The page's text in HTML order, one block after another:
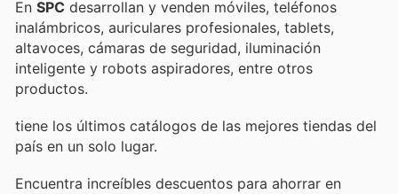
En SPC desarrollan y venden móviles, teléfonos
inalámbricos, auriculares profesionales, tablets,
altavoces, cámaras de seguridad, iluminación
inteligente y robots aspiradores, entre otros
productos.
tiene los últimos catálogos de las mejores tiendas del
país en un solo lugar.
Encuentra increíbles descuentos para ahorrar en